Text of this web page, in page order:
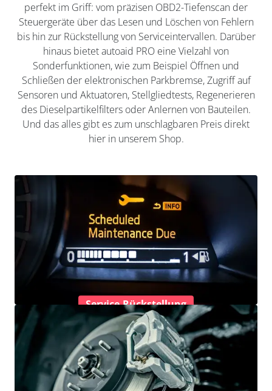
perfekt im Griff: vom präzisen OBD2-Tiefenscan der
Steuergeräte über das Lesen und Löschen von Fehlern
bis hin zur Rückstellung von Serviceintervallen. Darüber
hinaus bietet autoaid PRO eine Vielzahl von
Sonderfunktionen, wie zum Beispiel Öffnen und
Schließen der elektronischen Parkbremse, Zugriff auf
Sensoren und Aktuatoren, Stellgliedtests, Regenerieren
des Dieselpartikelfilters oder Anlernen von Bauteilen.
Und das alles gibt es zum unschlagbaren Preis direkt
hier in unserem Shop.
Service-Rückstellung